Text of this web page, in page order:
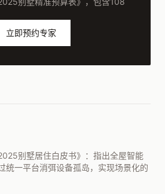
立即预约专家
别墅居住白皮书》：指出全屋智能
统一平台消弭设备孤岛，实现场景化的